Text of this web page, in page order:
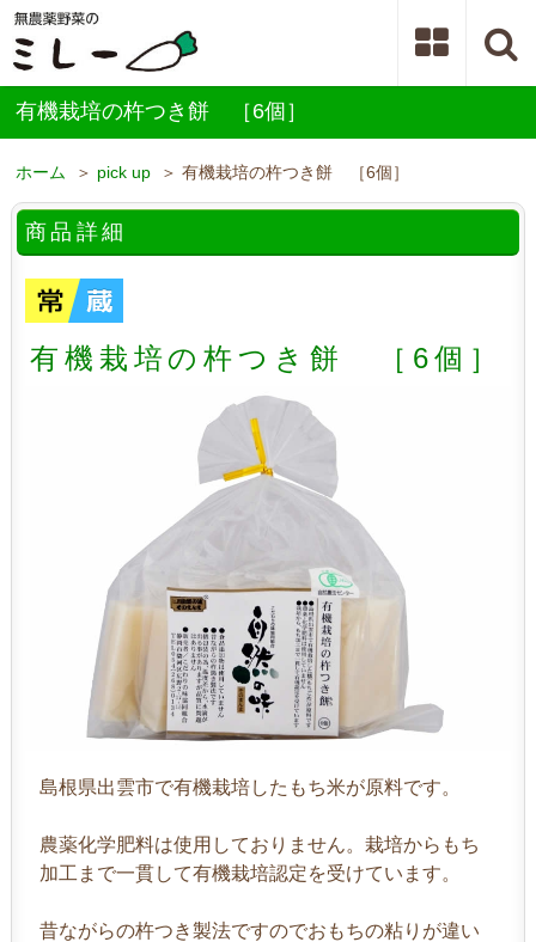
有機栽培の杵つき餅 ［6個］
ホーム ＞ pick up ＞ 有機栽培の杵つき餅 ［6個］
商品詳細
有機栽培の杵つき餅 ［6個］
島根県出雲市で有機栽培したもち米が原料です。
農薬化学肥料は使用しておりません。栽培からもち
加工まで一貫して有機栽培認定を受けています。
昔ながらの杵つき製法ですのでおもちの粘りが違い